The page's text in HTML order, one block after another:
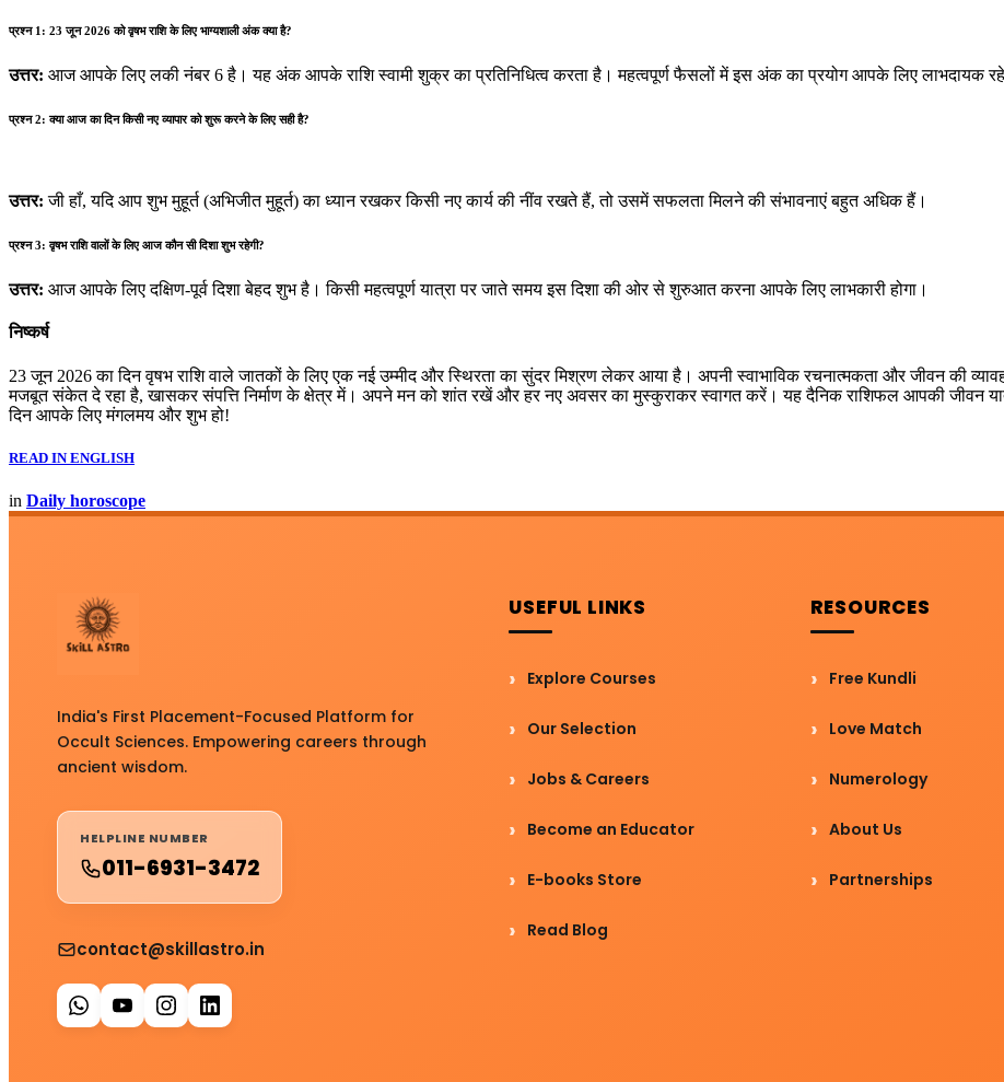
प्रश्न 1: 23 जून 2026 को वृषभ राशि के लिए भाग्यशाली अंक क्या है?
उत्तर: आज आपके लिए लकी नंबर 6 है। यह अंक आपके राशि स्वामी शुक्र का प्रतिनिधित्व करता है। महत्वपूर्ण फैसलों में इस अंक का प्रयोग आपके लिए लाभदायक
प्रश्न 2: क्या आज का दिन किसी नए व्यापार को शुरू करने के लिए सही है?
उत्तर: जी हाँ, यदि आप शुभ मुहूर्त (अभिजीत मुहूर्त) का ध्यान रखकर किसी नए कार्य की नींव रखते हैं, तो उसमें सफलता मिलने की संभावनाएं बहुत अधिक हैं।
प्रश्न 3: वृषभ राशि वालों के लिए आज कौन सी दिशा शुभ रहेगी?
उत्तर: आज आपके लिए दक्षिण-पूर्व दिशा बेहद शुभ है। किसी महत्वपूर्ण यात्रा पर जाते समय इस दिशा की ओर से शुरुआत करना आपके लिए लाभकारी होगा।
निष्कर्ष
23 जून 2026 का दिन वृषभ राशि वाले जातकों के लिए एक नई उम्मीद और स्थिरता का सुंदर मिश्रण लेकर आया है। अपनी स्वाभाविक रचनात्मकता और जीवन की
मजबूत संकेत दे रहा है, खासकर संपत्ति निर्माण के क्षेत्र में। अपने मन को शांत रखें और हर नए अवसर का मुस्कुराकर स्वागत करें। यह दैनिक राशिफल आपकी
दिन आपके लिए मंगलमय और शुभ हो!
READ IN ENGLISH
in Daily horoscope
India's First Placement-Focused Platform for
Occult Sciences. Empowering careers through
ancient wisdom.
HELPLINE NUMBER
011-6931-3472
contact@skillastro.in
USEFUL LINKS
Explore Courses
Our Selection
Jobs & Careers
Become an Educator
E-books Store
Read Blog
RESOURCES
Free Kundli
Love Match
Numerology
About Us
Partnerships